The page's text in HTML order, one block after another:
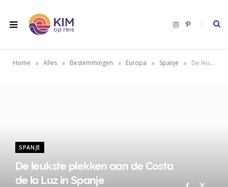
I
P
e
Home » Alles » Bestemmingen » Europa » Spanje » De leukste plekken aan de Costa de la Luz in Spanje
SPANJE
De leukste plekken aan de Costa
de la Luz in Spanje